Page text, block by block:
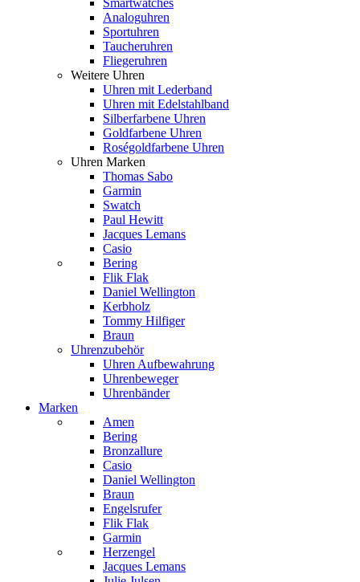
Smartwatches
Analoguhren
Sportuhren
Taucheruhren
Fliegeruhren
Weitere Uhren
Uhren mit Lederband
Uhren mit Edelstahlband
Silberfarbene Uhren
Goldfarbene Uhren
Roségoldfarbene Uhren
Uhren Marken
Thomas Sabo
Garmin
Swatch
Paul Hewitt
Jacques Lemans
Casio
Bering
Flik Flak
Daniel Wellington
Kerbholz
Tommy Hilfiger
Braun
Uhrenzubehör
Uhren Aufbewahrung
Uhrenbeweger
Uhrenbänder
Marken
Amen
Bering
Bronzallure
Casio
Daniel Wellington
Braun
Engelsrufer
Flik Flak
Garmin
Herzengel
Jacques Lemans